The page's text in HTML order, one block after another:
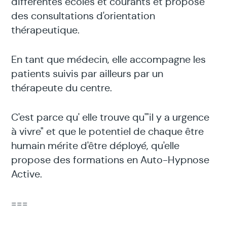
des consultations d'orientation
thérapeutique.
En tant que médecin, elle accompagne les
patients suivis par ailleurs par un
thérapeute du centre.
C'est parce qu' elle trouve qu'"il y a urgence
à vivre" et que le potentiel de chaque être
humain mérite d'être déployé, qu'elle
propose des formations en Auto-Hypnose
Active.
===